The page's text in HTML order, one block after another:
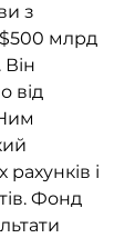
з
$500 млрд
від
і
Фонд